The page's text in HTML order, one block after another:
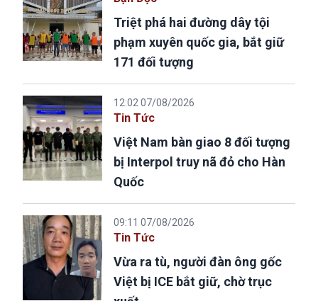
Triệt phá hai đường dây tội
phạm xuyên quốc gia, bắt giữ
171 đối tượng
12:02 07/08/2026
Tin Tức
Việt Nam bàn giao 8 đối tượng
bị Interpol truy nã đỏ cho Hàn
Quốc
09:11 07/08/2026
Tin Tức
Vừa ra tù, người đàn ông gốc
Việt bị ICE bắt giữ, chờ trục